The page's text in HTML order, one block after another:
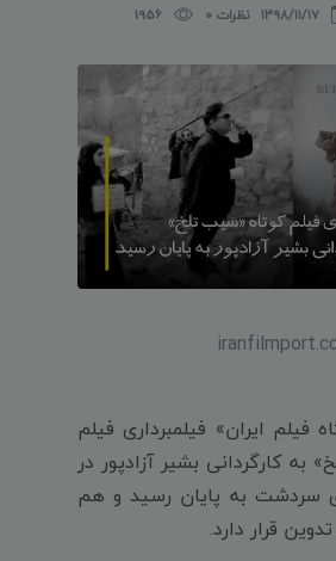
۱۳۹۸/۱۱/۱۷ نظرات 0 1956
فیلم ایران» فیلمبرداری فیلم
به کارگردانی بشیر آزادپور در
سردشت به پایان رسید و هم
قرار دارد.